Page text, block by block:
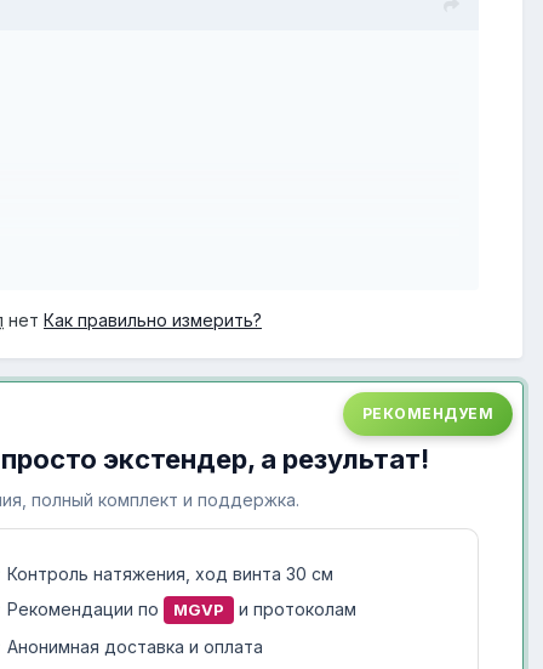
спортом.
в ванной. Экстендер в основном приходится
то сильно тянется лобковая кожа, или как
или это норма?
примерно
нет Как правильно измерить?
РЕКОМЕНДУЕМ
экстендер, а результат!
полный комплект и поддержка.
Контроль натяжения, ход винта 30 см
Рекомендации по MGVP
и протоколам
Анонимная доставка и оплата